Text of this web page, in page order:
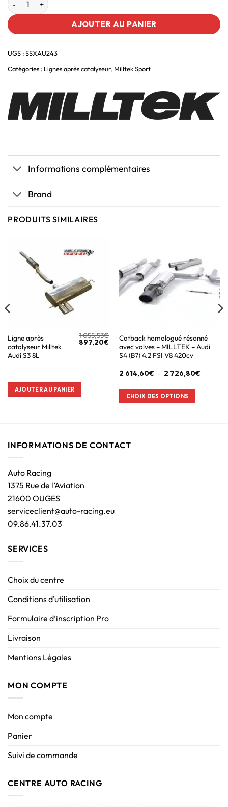
AJOUTER AU PANIER
UGS :SSXAU243
Catégories : Lignes après catalyseur, Milltek Sport
Informations complémentaires
Brand
PRODUITS SIMILAIRES
Ligne après
catalyseur Milltek
Audi S3 8L
1 055,53€
897,20€
AJOUTER AU PANIER
Catback homologué résonné
avec valves – MILLTEK – Audi
S4 (B7) 4.2 FSI V8 420cv
2 614,60€ – 2 726,80€
CHOIX DES OPTIONS
INFORMATIONS DE CONTACT
Auto Racing
1375 Rue de l’Aviation
21600 OUGES
serviceclient@auto-racing.eu
09.86.41.37.03
SERVICES
Choix du centre
Conditions d’utilisation
Formulaire d’inscription Pro
Livraison
Mentions Légales
MON COMPTE
Mon compte
Panier
Suivi de commande
CENTRE AUTO RACING